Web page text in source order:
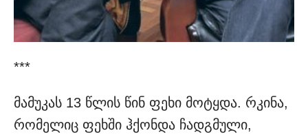
***
მამუკას 13 წლის წინ ფეხი მოტყდა. რკინა,
რომელიც ფეხში ჰქონდა ჩადგმული,